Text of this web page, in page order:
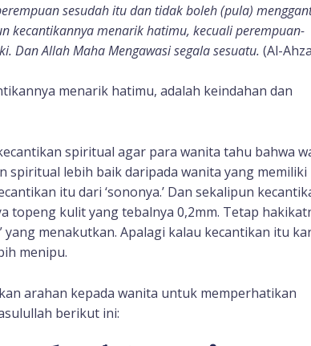
sesudah itu dan tidak boleh (pula)
kecantikannya menarik hatimu, kecuali perempuan-
Dan Allah Maha Mengawasi segala sesuatu. (Al-
spiritual agar para wanita tahu bahwa
spiritual lebih baik daripada wanita yang memiliki
itu dari ‘sononya.’ Dan sekalipun
topeng kulit yang tebalnya 0,2mm. Tetap
menakutkan. Apalagi kalau kecantikan itu
menipu.
arahan kepada wanita untuk memperhatikan
berikut ini: